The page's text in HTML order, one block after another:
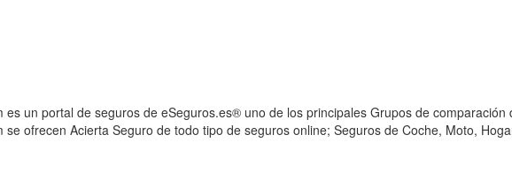
es un portal de seguros de eSeguros.es® uno de los principales Grupos de comparación
se ofrecen Acierta Seguro de todo tipo de seguros online; Seguros de Coche, Moto,